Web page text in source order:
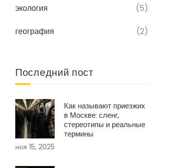
экология (5)
география (2)
Последний пост
Как называют приезжих
в Москве: сленг,
стереотипы и реальные
термины
ноя 15, 2025